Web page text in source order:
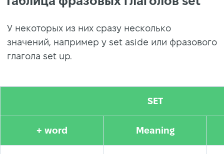
У некоторых из них сразу несколько
значений, например у set aside или фразового
глагола set up.
SET
+ word Meaning